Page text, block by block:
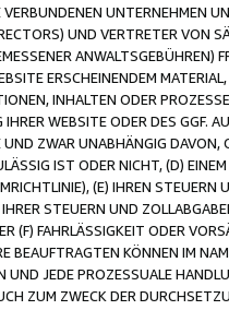
UNTERNEHMEN
UND VERTRETER VON
ERSCHEINENDEM
INHALTEN ODER
WEBSITE ODER DES GGF.
ZWAR UNABHÄNGIG
IST ODER NICHT, (D)
(E) IHREN
STEUERN UND
(F) FAHRLÄSSIGKEIT ODER
BEAUFTRAGTEN KÖNNEN IM
UND JEDE PROZESSUALE
ZUM ZWECK DER